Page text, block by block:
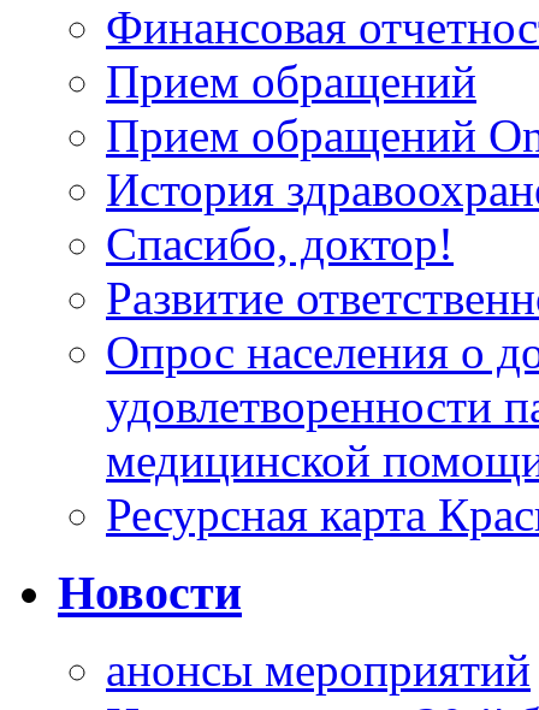
Финансовая
Прием обращений
Прием обращений
История
Спасибо, доктор!
Развитие
Опрос населения о
удовлетворенности
медицинской
Ресурсная карта
Новости
анонсы мероприятий